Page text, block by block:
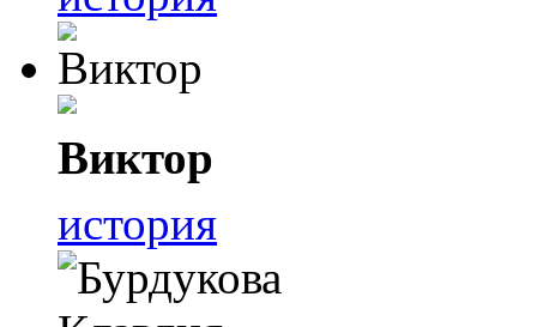
Виктор
история